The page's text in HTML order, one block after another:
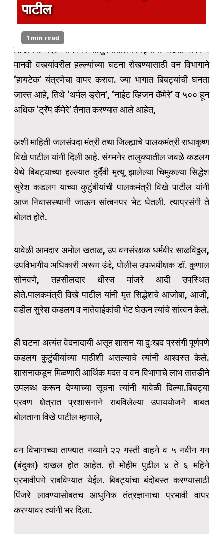
पाटील
1 min read
शिर्डी दि. २३:- संगमनेर तालुक्यातील बिबट्यांचा वाढता वावर व
मानवी वस्त्यांवरील हल्ल्यांच्या घटना रोखण्यासाठी वन विभागाने
‘हायटेक’ यंत्रणेचा वापर करावा. ज्या भागात बिबट्यांची घनता
जास्त आहे, तिथे ‘थर्मल ड्रोन’, ‘नाईट व्हिजन कॅमेरे’ व ५०० हून
अधिक ‘ट्रॅप कॅमेरे’ तैनात करण्यात आले आहेत,
अशी माहिती जलसंपदा मंत्री तथा जिल्ह्याचे पालकमंत्री राधाकृष्ण
विखे पाटील यांनी दिली आहे. संगमनेर तालुक्यातील जवळे कडलग
येथे बिबट्याच्या हल्ल्यात दुर्दैवी मृत्यू झालेल्या चिमुकल्या सिद्धेश
सुरेश कडलग याच्या कुटुंबीयांची पालकमंत्री विखे पाटील यांनी
आज निवासस्थानी जाऊन सांत्वनपर भेट घेतली. त्याप्रसंगी ते
बोलत होते.
यावेळी आमदार अमोल खताळ, उप वनसंरक्षक धर्मवीर साळविठ्ठल,
उपविभागीय अधिकारी अरूण उंडे, पोलीस उपअधीक्षक डॉ. कुणाल
सोनवणे, तहसीलदार धीरज मांजरे आदी उपस्थित
होते.पालकमंत्री विखे पाटील यांनी मृत सिद्धेशचे आजोबा, आजी,
वडील सुरेश कडलग व नातेवाईकांची भेट घेऊन त्यांचे सांत्वन केले.
ही घटना अत्यंत वेदनादायी असून शासन या दुःखद प्रसंगी पूर्णपणे
कडलग कुटुंबीयांच्या पाठीशी असल्याचे त्यांनी आश्वस्त केले.
शासनाकडून मिळणारी आर्थिक मदत व वन विभागाचे लाभ तातडीने
उपलब्ध करून देण्याच्या सूचना त्यांनी यावेळी दिल्या.बिबट्या
प्रवण क्षेत्रात प्रशासनाने राबविलेल्या उपाययोजने बाबत
बोलताना विखे पाटील म्हणाले,
वन विभागाच्या ताफ्यात नव्याने २२ गस्ती वाहने व ५ नवीन गन
(बंदुका) दाखल होत आहेत. ही मोहीम पुढील ४ ते ६ महिने
प्रभावीपणे राबविण्यात येईल. बिबट्यांचा बंदोबस्त करण्यासाठी
पिंजरे लावण्यासोबतच आधुनिक तंत्रज्ञानाचा प्रभावी वापर
करण्यावर त्यांनी भर दिला.